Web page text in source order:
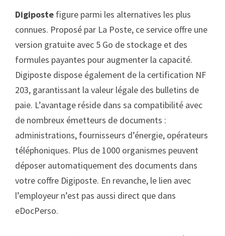
Digiposte figure parmi les alternatives les plus
connues. Proposé par La Poste, ce service offre une
version gratuite avec 5 Go de stockage et des
formules payantes pour augmenter la capacité.
Digiposte dispose également de la certification NF
203, garantissant la valeur légale des bulletins de
paie. L’avantage réside dans sa compatibilité avec
de nombreux émetteurs de documents :
administrations, fournisseurs d’énergie, opérateurs
téléphoniques. Plus de 1000 organismes peuvent
déposer automatiquement des documents dans
votre coffre Digiposte. En revanche, le lien avec
l’employeur n’est pas aussi direct que dans
eDocPerso.